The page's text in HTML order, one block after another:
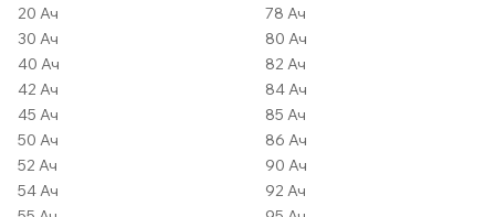
20 Ач
30 Ач
40 Ач
42 Ач
45 Ач
50 Ач
52 Ач
54 Ач
78 Ач
80 Ач
82 Ач
84 Ач
85 Ач
86 Ач
90 Ач
92 Ач